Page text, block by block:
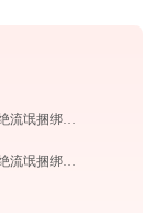
2026装机严选：电脑端音乐播放器推荐，拒绝流氓捆绑，还原极致无损心流音质
2026装机严选：电脑版音乐播放器推荐，拒绝流氓捆绑，还原极致无损心流音质